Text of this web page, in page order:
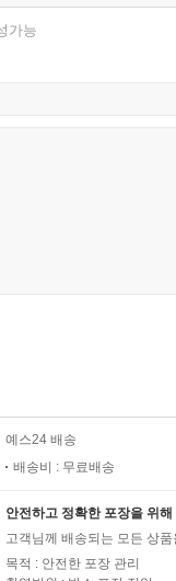
가능
예스24 배송
배송비 : 무료배송
안전하고 정확한 포장을 위
고객님께 배송되는 모든 상
목적 : 안전한 포장 관리